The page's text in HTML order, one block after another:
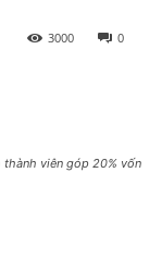
0
3000
viên góp 20% vốn